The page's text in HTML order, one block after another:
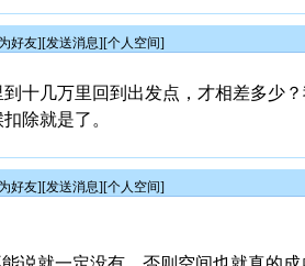
好友][发送消息][个人空间]
十几万里回到出发点，才相差多少
除就是了。
好友][发送消息][个人空间]